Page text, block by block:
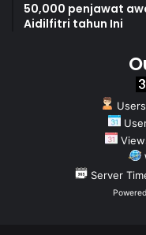
50,000 penjawat
Aidilfitri tahun Ini
Server